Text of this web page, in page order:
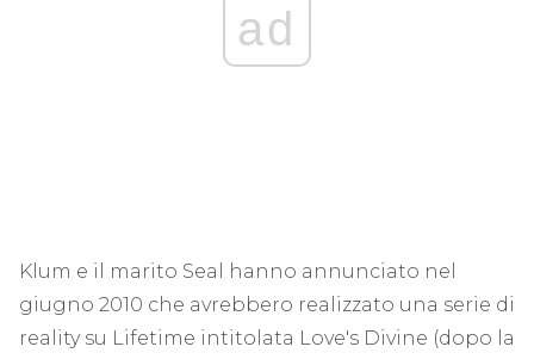
ad
Klum e il marito Seal hanno annunciato nel
giugno 2010 che avrebbero realizzato una serie di
reality su Lifetime intitolata Love's Divine (dopo la